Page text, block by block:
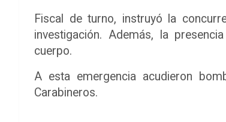
Fiscal de turno, instruyó la
investigación. Además, la
cuerpo.
A esta emergencia acudieron
Carabineros.